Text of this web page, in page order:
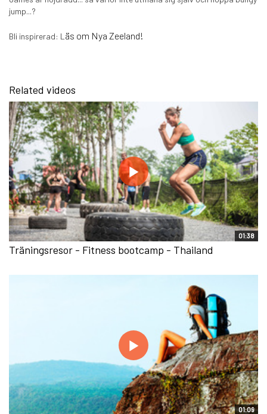
jump...?
Bli inspirerad: L äs om Nya Zeeland!
Related videos
01:38
Träningsresor - Fitness bootcamp - Thailand
01:09